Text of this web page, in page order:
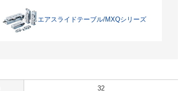
エアスライドテーブル/MXQシリーズ
32